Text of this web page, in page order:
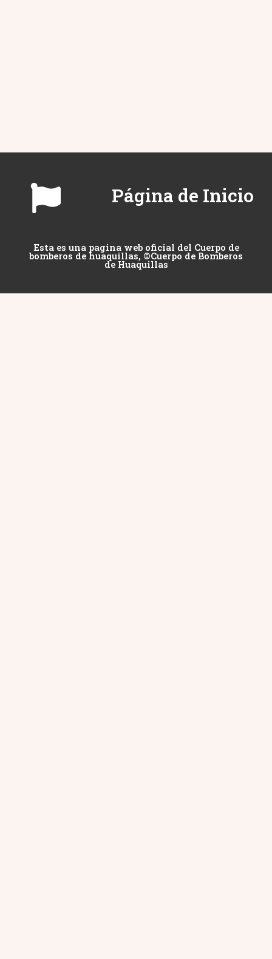
Página de Inicio
Esta es una pagina web oficial del Cuerpo de
bomberos de huaquillas, ©Cuerpo de Bomberos
de Huaquillas